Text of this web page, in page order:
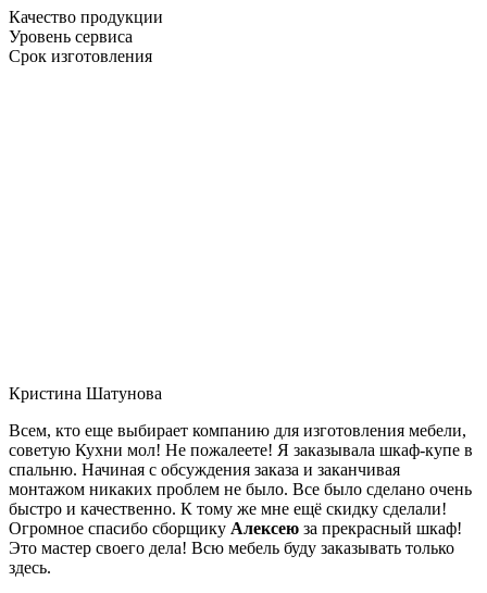
Качество продукции
Уровень сервиса
Срок изготовления
Кристина Шатунова
Всем, кто еще выбирает компанию для изготовления мебели,
советую Кухни мол! Не пожалеете! Я заказывала шкаф-купе в
спальню. Начиная с обсуждения заказа и заканчивая
монтажом никаких проблем не было. Все было сделано очень
быстро и качественно. К тому же мне ещё скидку сделали!
Огромное спасибо сборщику Алексею за прекрасный шкаф!
Это мастер своего дела! Всю мебель буду заказывать только
здесь.